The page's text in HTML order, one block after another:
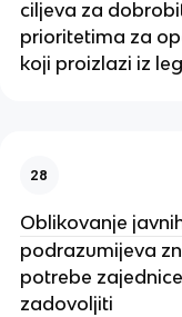
ciljeva za
prioritetima za
koji proizlazi iz
28
Oblikovanje
podrazumijeva
potrebe
zadovoljiti